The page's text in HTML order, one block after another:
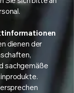
dienen der
sachgemäße